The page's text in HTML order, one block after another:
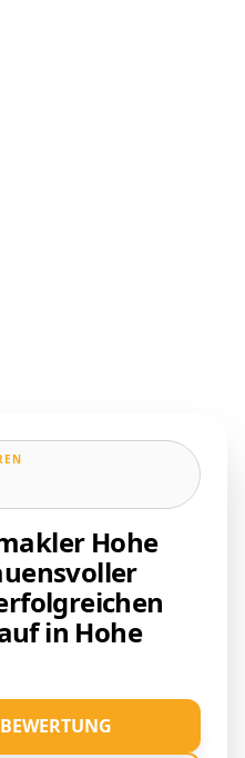
Hohe
in Hohe